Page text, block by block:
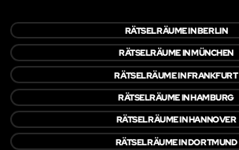
RÄTSELRÄUME IN BERLIN
RÄTSELRÄUME IN MÜNCHEN
RÄTSELRÄUME IN FRANKFURT
RÄTSELRÄUME IN HAMBURG
RÄTSELRÄUME IN HANNOVER
RÄTSELRÄUME IN DORTMUND